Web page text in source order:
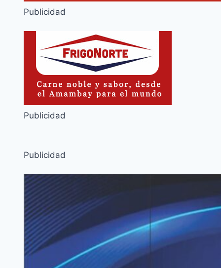
Publicidad
Publicidad
Publicidad